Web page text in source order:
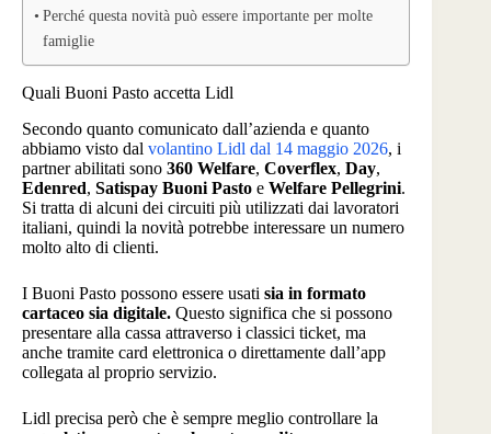
Perché questa novità può essere importante per molte
famiglie
Quali Buoni Pasto accetta Lidl
Secondo quanto comunicato dall’azienda e quanto
abbiamo visto dal volantino Lidl dal 14 maggio 2026, i
partner abilitati sono 360 Welfare, Coverflex, Day,
Edenred, Satispay Buoni Pasto e Welfare Pellegrini.
Si tratta di alcuni dei circuiti più utilizzati dai lavoratori
italiani, quindi la novità potrebbe interessare un numero
molto alto di clienti.
I Buoni Pasto possono essere usati sia in formato
cartaceo sia digitale. Questo significa che si possono
presentare alla cassa attraverso i classici ticket, ma
anche tramite card elettronica o direttamente dall’app
collegata al proprio servizio.
Lidl precisa però che è sempre meglio controllare la